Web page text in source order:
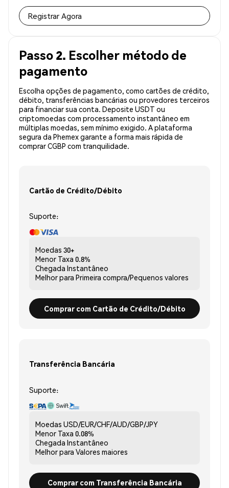
Registrar Agora
Passo 2. Escolher método de
pagamento
Escolha opções de pagamento, como cartões de crédito,
débito, transferências bancárias ou provedores terceiros
para financiar sua conta. Deposite USDT ou
criptomoedas com processamento instantâneo em
múltiplas moedas, sem mínimo exigido. A plataforma
segura da Phemex garante a forma mais rápida de
comprar CGBP com tranquilidade.
Cartão de Crédito/Débito
Suporte:
Moedas 30+
Menor Taxa 0.8%
Chegada Instantâneo
Melhor para Primeira compra/Pequenos valores
Comprar com Cartão de Crédito/Débito
Transferência Bancária
Suporte:
Moedas USD/EUR/CHF/AUD/GBP/JPY
Menor Taxa 0.08%
Chegada Instantâneo
Melhor para Valores maiores
Comprar com Transferência Bancária